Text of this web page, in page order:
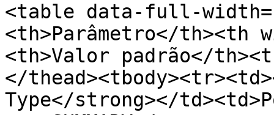
<table data-full-
<th>Parâmetro</th><th
<th>Valor padrão</
</
Type</strong></